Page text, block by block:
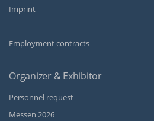
Imprint
Employment contracts
Organizer & Exhibitor
Personnel request
Messen 2026